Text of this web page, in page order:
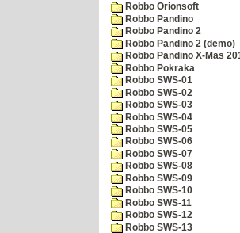
Robbo Orionsoft
Robbo Pandino
Robbo Pandino 2
Robbo Pandino 2 (demo)
Robbo Pandino X-Mas
Robbo Pokraka
Robbo SWS-01
Robbo SWS-02
Robbo SWS-03
Robbo SWS-04
Robbo SWS-05
Robbo SWS-06
Robbo SWS-07
Robbo SWS-08
Robbo SWS-09
Robbo SWS-10
Robbo SWS-11
Robbo SWS-12
Robbo SWS-13